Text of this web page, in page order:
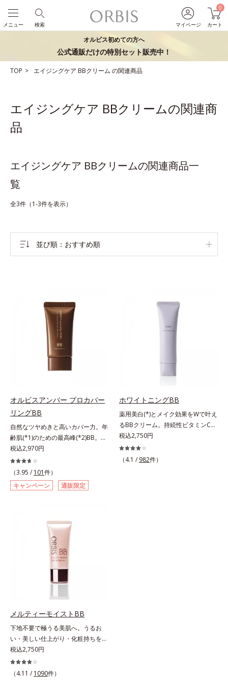
マイページ
0
カート
検索
メニュー
オルビス初めての方へ
公式通販だけの特別セット販売中！
TOP エイジングケア BBクリーム の関連商品
エイジングケア BBクリームの関連商
品
エイジングケア BBクリームの関連商品一
覧
全3件（1-3件を表示）
並び順 おすすめ順
オルビスアンバー プロカバー
リングBB
自然なツヤめきと高いカバー力。年
齢肌(*1)のための最高峰(*2)BB。年
齢肌(*1)のための最高峰(*2)BBクリ
ームです。肌のアラを光でふわりと
とばし、くすみや凹凸も軽やかにカ
バー。さらに厚みのあるテクスチャ
ーが均一にのび広がり、しっかりカ
悪さに対応した色設計で、白浮きせ
ずパッと明るい印象を叶えます。こ
れ1本で、日中美容クリーム・日焼
け止め・化粧下地・カラーコントロ
ール・コンシーラー・パウダー・フ
ァンデーションの7役を兼ねる多機
能BB。慌ただしい朝でもパパッと
塗るだけで、厚塗り感のない、自然
なツヤめきのある美肌に整えます。
*1 年齢を重ねた肌*2 オルビス内BB
クリームのカバー力
税込2,970円
（3.95 / 101件）
キャンペーン
通販限定
ホワイトニングBB
薬用美白(*)とメイク効果をWで叶え
るBBクリーム。持続性ビタミンC誘
導体で美白しながらくすみのない軽
やか美肌を長時間キープ。メイクし
ながら日中美白(*)効果も発揮する、
税込2,750円
（4.1 / 982件）
メルティーモイストBB
下地不要で極うる美肌へ。うるお
い・美しい仕上がり・化粧持ちを実
現。美容液製法の極上BBクリー
ム。ファンデーションに美容成分を
加える一般的な製法ではなく、美容
税込2,750円
（4.11 / 1090件）